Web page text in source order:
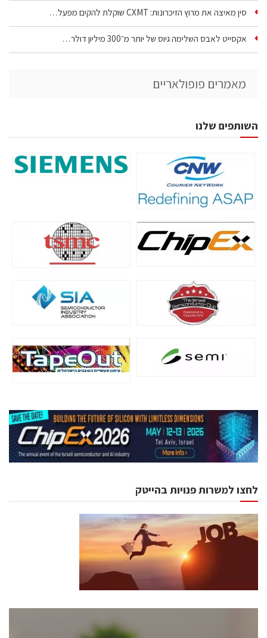
סין מאיצה את מרוץ הזיכרונות: CXMT שוקלת להקים מפעל…
אקסייט לאבס השלימה גיוס של יותר מ־300 מיליון דולר…
מאמרים פופולאריים
השותפים שלנו
לחצו למשרות פנויות בהייטק